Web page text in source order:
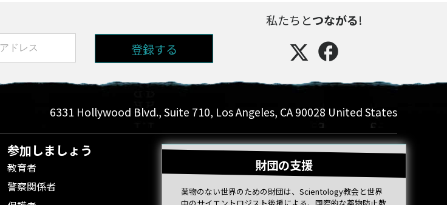
登録する
私たちとつながる!
6331 Hollywood Blvd., Suite 710, Los Angeles, CA 90028 United States
参加しましょう
教育者
警察関係者
財団の支援
薬物のない世界のための財団は、Scientology教会と世界
中のサイエントロジスト後援による、国際的な薬物防止教